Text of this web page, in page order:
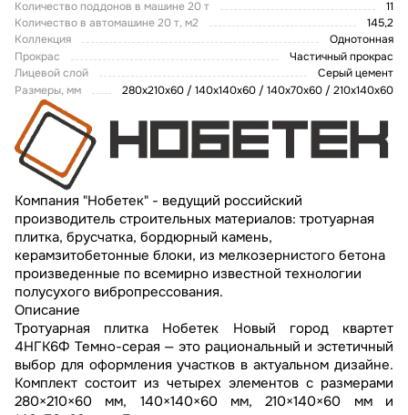
Количество поддонов в машине 20 т
11
Количество в автомашине 20 т, м2
145,2
Коллекция
Однотонная
Прокрас
Частичный прокрас
Лицевой слой
Серый цемент
Размеры, мм
280х210х60 / 140х140х60 / 140х70х60 / 210х140х60
Компания "Нобетек" - ведущий российский
производитель строительных материалов: тротуарная
плитка, брусчатка, бордюрный камень,
керамзитобетонные блоки, из мелкозернистого бетона
произведенные по всемирно известной технологии
полусухого вибропрессования.
Описание
Тротуарная плитка Нобетек Новый город квартет
4НГК6Ф Темно-серая — это рациональный и эстетичный
выбор для оформления участков в актуальном дизайне.
Комплект состоит из четырех элементов с размерами
280×210×60 мм, 140×140×60 мм, 210×140×60 мм и